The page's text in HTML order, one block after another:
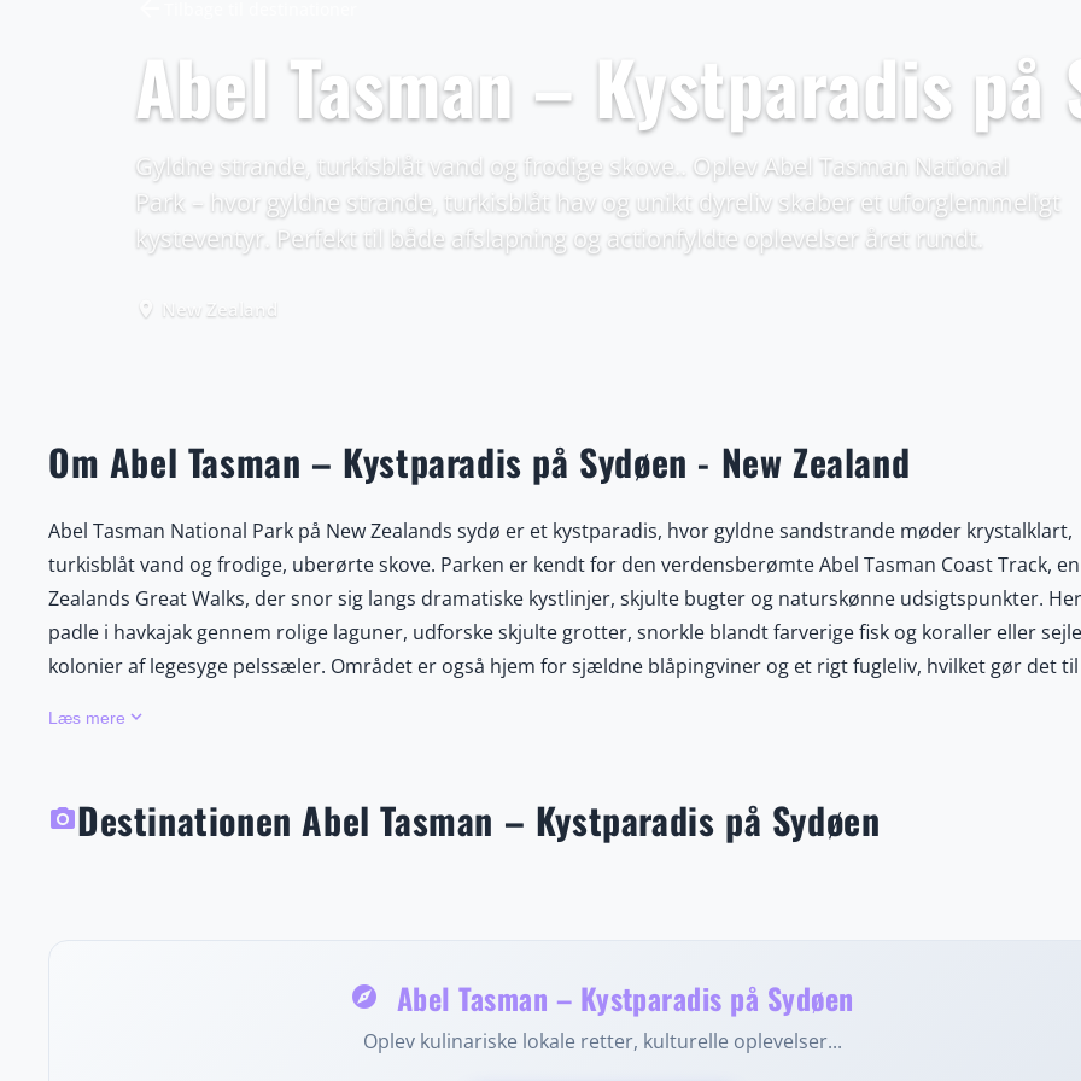
Abel Tasman – Kystparadis på
Gyldne strande, turkisblåt vand og frodige skove.. Oplev Abel Tasman National
Park – hvor gyldne strande, turkisblåt hav og unikt dyreliv skaber et uforglemmeligt
kysteventyr. Perfekt til både afslapning og actionfyldte oplevelser året rundt.
place New Zealand
Om Abel Tasman – Kystparadis på Sydøen - New Zealand
Abel Tasman National Park på New Zealands sydø er et kystparadis, hvor gyldne sandstrande møder krystalklart,
turkisblåt vand og frodige, uberørte skove. Parken er kendt for den verdensberømte Abel Tasman Coast Track,
Zealands Great Walks, der snor sig langs dramatiske kystlinjer, skjulte bugter og naturskønne udsigtspunkter.
padle i havkajak gennem rolige laguner, udforske skjulte grotter, snorkle blandt farverige fisk og koraller eller
kolonier af legesyge pelssæler. Området er også hjem for sjældne blåpingviner og et rigt fugleliv, hvilket gør det
eventyrere og naturelskere. Uanset om du vælger at udforske parken til fods, fra vandet eller fra luften, vil du blive
af betagende udsigter og en følelse af ro og frihed. Området byder også på charmerende kystbyer som Marahau
Læs mere keyboard_arrow_down
photo_cameraDestinationen Abel Tasman – Kystparadis på Sydøen
explore Abel Tasman – Kystparadis på Sydøen
Oplev kulinariske lokale retter, kulturelle oplevelser...